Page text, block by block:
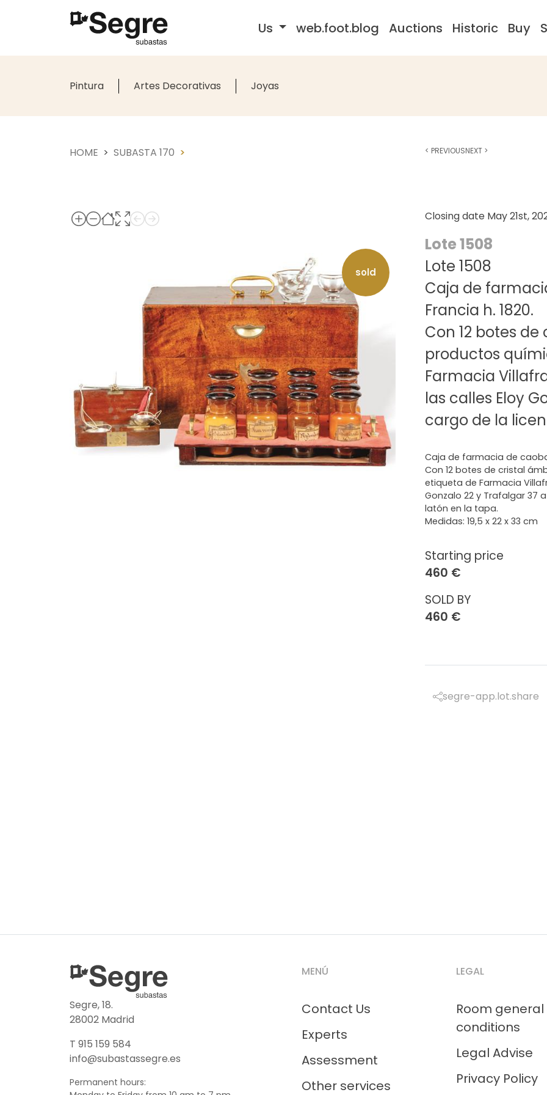
Us web.foot.blog Auctions Historic Buy
Pintura Artes Decorativas Joyas
HOME SUBASTA 170
Closing date May 21st,
Lote 1508
Lote 1508
Caja de
Francia h. 1820.
Con 12 botes
productos
Farmacia
las calles Eloy
cargo de la
sold
Starting price
460 €
SOLD BY
460 €
Caja de farmacia de caoba
Con 12 botes de cristal
etiqueta de Farmacia
Gonzalo 22 y Trafalgar 37
latón en la tapa.
Medidas: 19,5 x 22 x 33 cm
segre-app.lot.share
< PREVIOUSNEXT >
Segre, 18.
28002 Madrid
T 915 159 584
info@subastassegre.es
Permanent hours:
MENÚ
Contact Us
Experts
Assessment
Other services
LEGAL
Room general
conditions
Legal Advise
Privacy Policy